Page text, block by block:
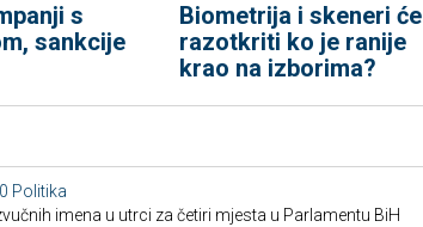
s
sankcije
Biometrija i skeneri će
razotkriti ko je ranije
krao na izborima?
Politika
imena u utrci za četiri mjesta u Parlamentu BiH